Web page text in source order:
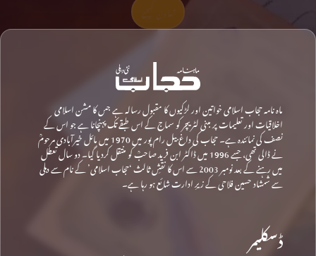
ماہ نامہ حجاب اسلامی خواتین اور لڑکیوں کا مقبول رسالہ ہے جس کا مشن اسلامی
اخلاقیات اور تعلیمات پر مبنی لٹریچر کو سماج کے اس طبقے تک پہنچانا ہے جو اس کے
نصف کی نمائندہ ہے۔ حجاب کی داغ بیل رام پور میں 1970 میں مائل خیرآبادی مرحومؒ
نے ڈالی تھی، جسے 1996 میں ڈاکٹر ابن فرید صاحبؒ کو منتقل کردیا گیا۔ دو سال تعطل
میں رہنے کے بعد نومبر 2003 سے اس کا نقشِ ثالث ‘حجاب اسلامی’ کے نام سے دہلی
سے شمشاد حسین فلاحی کے زیرِ ادارت شائع ہو رہا ہے۔
ڈسکلیمر